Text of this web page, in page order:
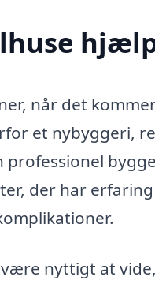
når det
et nybyggeri,
der har
nyttigt at